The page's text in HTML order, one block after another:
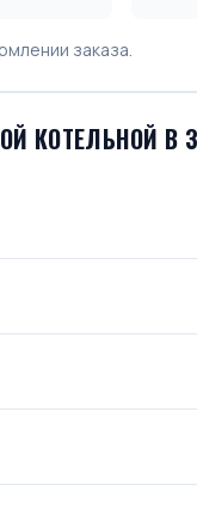
заказа.
КОТЕЛЬНОЙ В